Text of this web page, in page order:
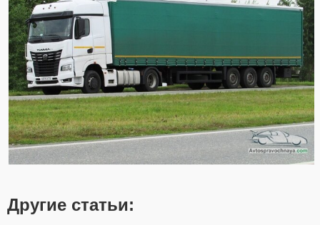
Другие статьи: